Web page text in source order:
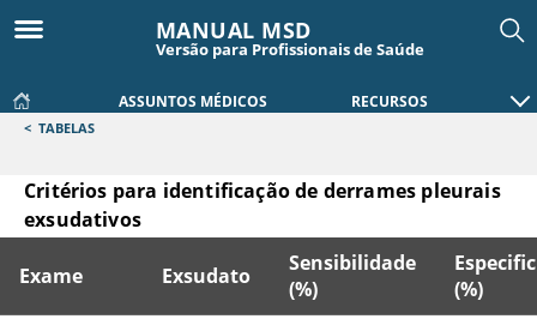
MANUAL MSD
Versão para Profissionais de Saúde
ASSUNTOS MÉDICOS RECURSOS
< TABELAS
Critérios para identificação de derrames pleurais
exsudativos
Exame Exsudato
Sensibilidade
(%)
(%)